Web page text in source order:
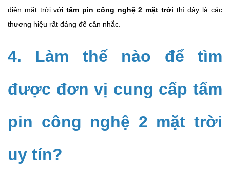
điện mặt trời vớitấm pin công nghệ 2 mặt trời thì đây là các
thương hiệu rất đáng để cân nhắc.
4. Làm thế nào để tìm
được đơn vị cung cấp tấm
pin công nghệ 2 mặt trời
uy tín?